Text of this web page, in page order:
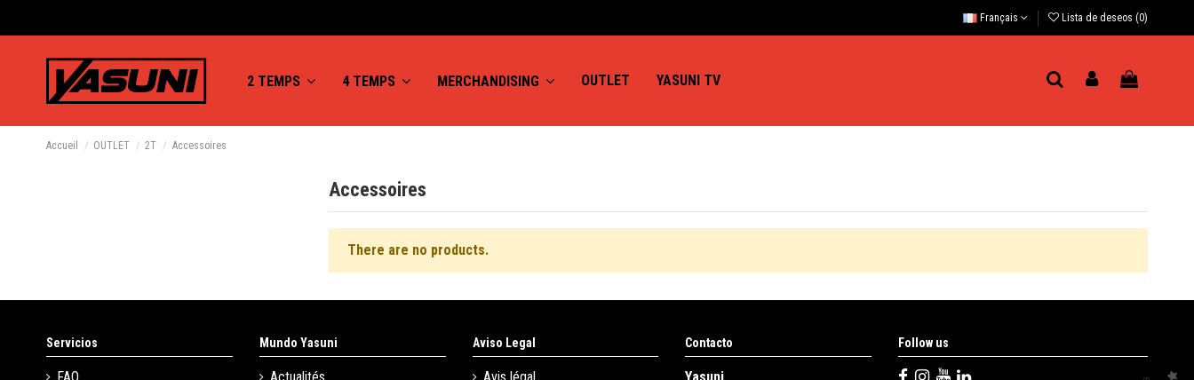
Français Lista de deseos (0)
2 TEMPS 4 TEMPS MERCHANDISING OUTLET YASUNI TV
Accueil OUTLET 2T Accessoires
Accessoires
There are no products.
Servicios Mundo Yasuni Aviso Legal Contacto Follow us